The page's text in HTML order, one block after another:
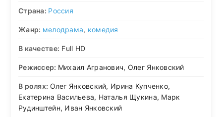
Страна: Россия
Жанр: мелодрама, комедия
В качестве: Full HD
Режиссер: Михаил Агранович, Олег Янковский
В ролях: Олег Янковский, Ирина Купченко,
Екатерина Васильева, Наталья Щукина, Марк
Рудинштейн, Иван Янковский